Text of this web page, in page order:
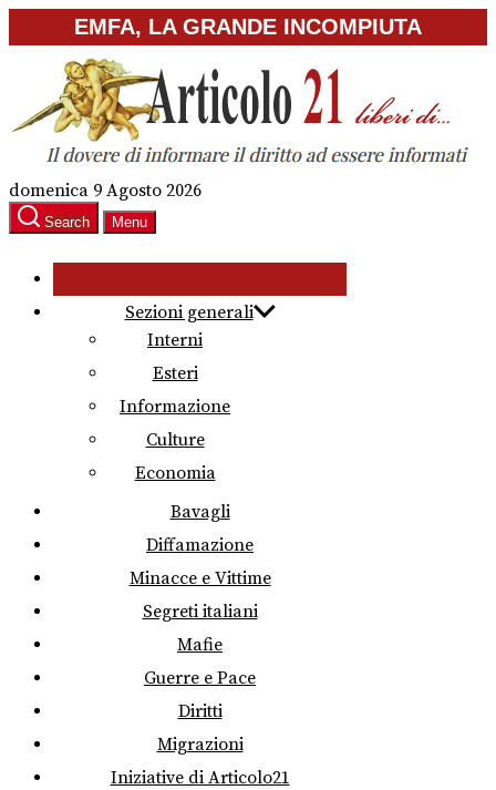
to
content
EMFA, LA GRANDE INCOMPIUTA
domenica 9 Agosto 2026
Search Menu
Sezioni generali
Interni
Esteri
Informazione
Culture
Economia
Bavagli
Diffamazione
Minacce e Vittime
Segreti italiani
Mafie
Guerre e Pace
Diritti
Migrazioni
Iniziative di Articolo21